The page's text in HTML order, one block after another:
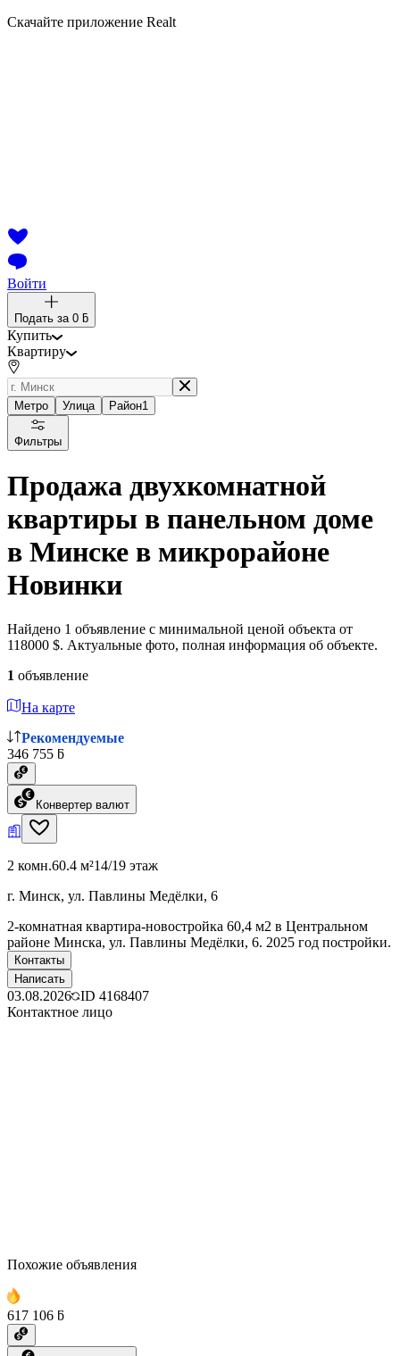
Скачайте приложение Realt
Войти
Подать за 0 ƃ
Купить
Квартиру
Метро Улица Район1
Фильтры
Продажа двухкомнатной
квартиры в панельном доме
в Минске в микрорайоне
Новинки
Найдено 1 объявление с минимальной ценой объекта от
118000 $. Актуальные фото, полная информация об объекте.
1 объявление
На карте
Рекомендуемые
346 755 ƃ
Конвертер валют
2 комн.60.4 м²14/19 этаж
г. Минск, ул. Павлины Медёлки, 6
2-комнатная квартира-новостройка 60,4 м2 в Центральном
районе Минска, ул. Павлины Медёлки, 6. 2025 год постройки.
Контакты
Написать
03.08.2026 ID 4168407
Контактное лицо
Похожие объявления
617 106 ƃ